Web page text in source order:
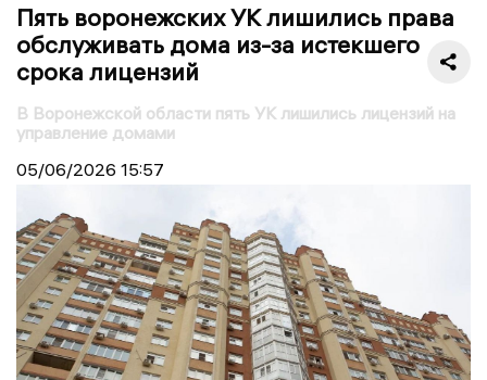
Пять воронежских УК лишились права
обслуживать дома из-за истекшего
срока лицензий
В Воронежской области пять УК лишились лицензий на
управление домами
05/06/2026 15:57